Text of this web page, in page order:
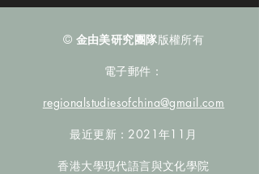
© 金由美研究團隊版權所有
電子郵件：
regionalstudiesofchina@gmail.com
最近更新：2021年11月
香港大學現代語言與文化學院